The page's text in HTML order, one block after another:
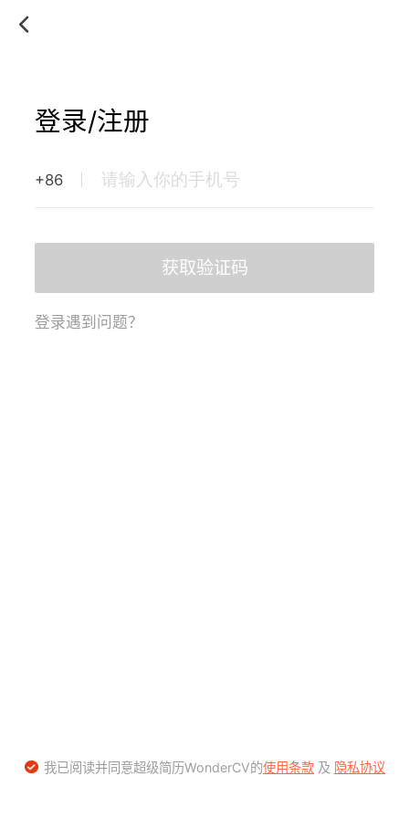
登录/注册
+86
获取验证码
登录遇到问题？
我已阅读并同意超级简历WonderCV的使用条款及 隐私协议